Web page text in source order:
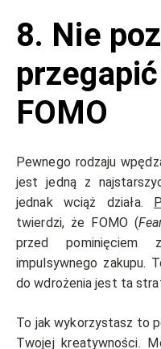
8. Nie
FOMO
Pewnego rodzaju
jest jedną z
jednak wciąż działa.
twierdzi, że FOMO (
przed pominięciem
impulsywnego zakupu.
do wdrożenia jest ta
To jak wykorzystasz to
Twojej kreatywności.